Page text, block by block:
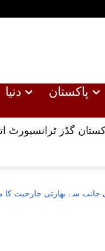
پاکستان دنیا
گڈز ٹرانسپورٹ
جانب سے بھارتی جارحیت کا